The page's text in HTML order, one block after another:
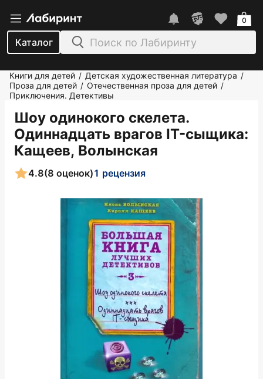
Каталог
0
Книги для детей / Детская художественная литература /
Проза для детей / Отечественная проза для детей /
Приключения. Детективы
Шоу одинокого скелета.
Одиннадцать врагов IT-сыщика:
Кащеев, Волынская
4.8(8 оценок)1 рецензия